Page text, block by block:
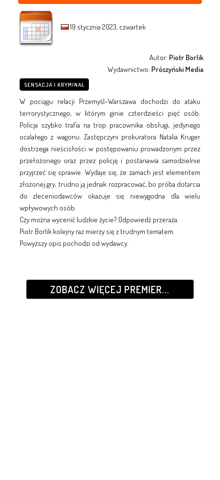
19 stycznia 2023, czwartek
Autor: Piotr Borlik
Wydawnictwo: Prószyński Media
SENSACJA I KRYMINAŁ
W pociągu relacji Przemyśl–Warszawa dochodzi do ataku
terrorystycznego, w którym ginie czterdzieści pięć osób.
Policja szybko trafia na trop pracownika obsługi, jedynego
ocalałego z wagonu. Zastępczyni prokuratora Natalia Kruger
dostrzega nieścisłości w postępowaniu prowadzonym przez
przełożonego oraz przez policję i postanawia samodzielnie
przyjrzeć się sprawie. Wydaje się, że zamach jest elementem
złożonej gry, trudno ją jednak rozpracować, bo próba dotarcia
do zleceniodawców okazuje się niewygodna dla wielu
wpływowych osób.
Czy można wycenić ludzkie życie? Odpowiedź przeraża.
Piotr Borlik kolejny raz mierzy się z trudnym tematem.
Powyższy opis pochodzi od wydawcy.
ZOBACZ WIĘCEJ PREMIER...